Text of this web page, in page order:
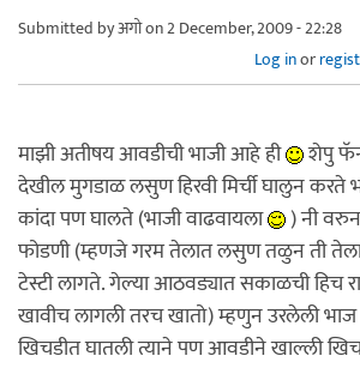
Submitted byअगोon 2 December, 2009 - 22:28
Log inor
माझी अतीषय आवडीची भाजी आहे ही
शेपु
देखील मुगडाळ लसुण हिरवी मिर्ची घालुन करते
कांदा पण घालते (भाजी वाढवायला
) नी
फोडणी (म्हणजे गरम तेलात लसुण तळुन ती
टेस्टी लागते. गेल्या आठवड्यात सकाळची हिच
खावीच लागली तरच खातो) म्हणुन उरलेली
खिचडीत घातली त्याने पण आवडीने खाल्ली